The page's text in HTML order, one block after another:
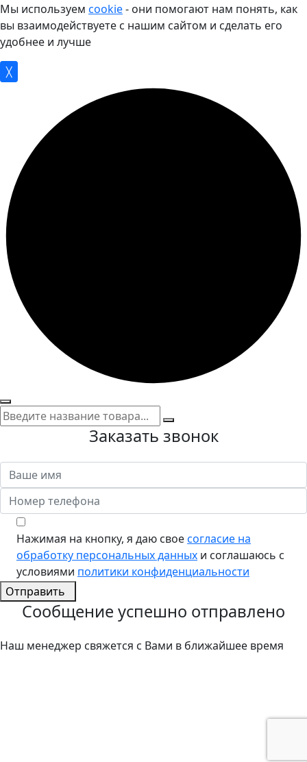
Мы используем cookie- они помогают нам понять, как
вы взаимодействуете с нашим сайтом и сделать его
удобнее и лучше
╳
Заказать звонок
Нажимая на кнопку, я даю своесогласие на
обработку персональных данных и соглашаюсь с
условиями политики конфиденциальности
Отправить
Сообщение успешно отправлено
Наш менеджер свяжется с Вами в ближайшее время